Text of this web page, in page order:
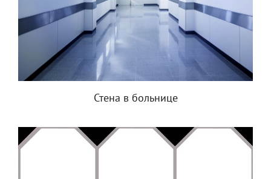
Стена в больнице